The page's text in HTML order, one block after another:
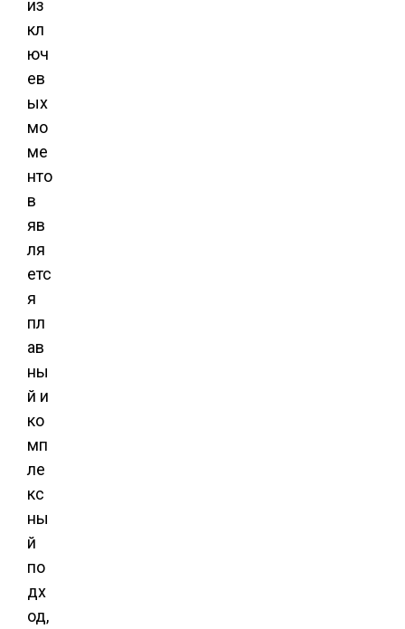
из
кл
юч
ев
ых
мо
ме
нто
в
яв
ля
етс
я
пл
ав
ны
й и
ко
мп
ле
кс
ны
й
по
дх
од,